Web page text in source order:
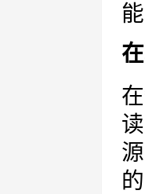
能